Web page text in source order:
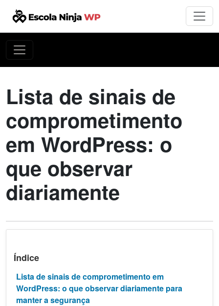
Lista de sinais de
comprometimento
em WordPress: o
que observar
diariamente
Índice
Lista de sinais de comprometimento em
WordPress: o que observar diariamente para
manter a segurança